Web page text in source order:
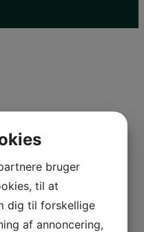
bruger
til at
dig til forskellige
af annoncering,